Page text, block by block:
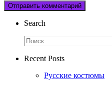
Search
Recent Posts
Русские костюмы